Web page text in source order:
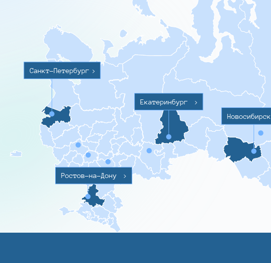
Санкт-Петербург >
Ростов-на-Дону >
Екатеринбург
>
Новосибирск